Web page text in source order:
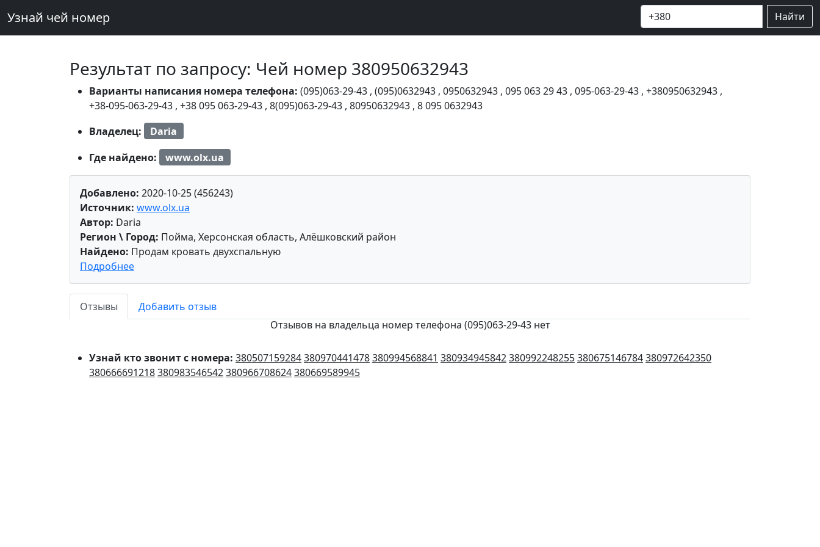
Узнай чей номер Найти
Результат по запросу: Чей номер 380950632943
Варианты написания номера телефона: (095)063-29-43 , (095)0632943 , 0950632943 , 095 063 29 43 , 095-063-29-43 , +380950632943 ,
+38-095-063-29-43 , +38 095 063-29-43 , 8(095)063-29-43 , 80950632943 , 8 095 0632943
Владелец:
Daria
Где найдено:
www.olx.ua
Добавлено: 2020-10-25 (456243)
Источник: www.olx.ua
Автор: Daria
Регион \ Город: Пойма, Херсонская область, Алёшковский район
Найдено: Продам кровать двухспальную
Подробнее
Отзывы
Добавить отзыв
Отзывов на владельца номер телефона (095)063-29-43 нет
Узнай кто звонит с номера: 380507159284380970441478380994568841 380934945842380992248255380675146784380972642350
380666691218380983546542380966708624380669589945